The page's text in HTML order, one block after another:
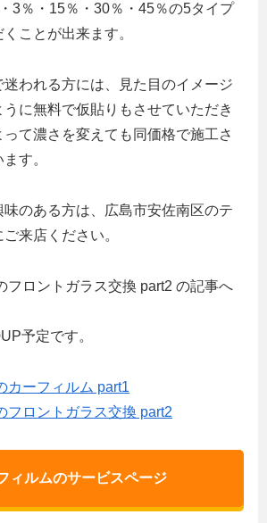
3％・15％・30％・45％の5タイプ
ことが出来ます。
われる方には、見た目のイメージ
に無料で仮貼りもさせていただき
って濃さを変えても同価格で施工さ
す。
味のある方は、広島市安佐南区のテ
来店ください。
フロントガラス交換 part2 の記事へ
予定です。
カーフィルム part1
フロントガラス交換 part2
ィルムのサービスページ